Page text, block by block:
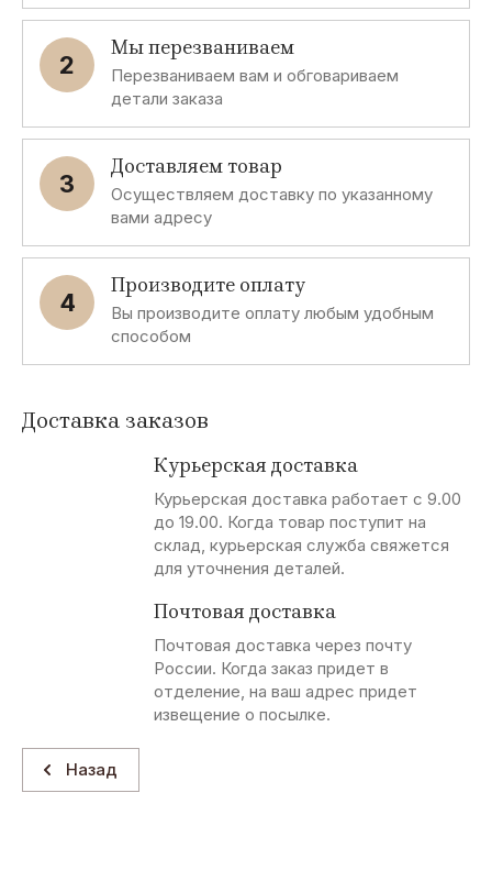
2
Мы перезваниваем
Перезваниваем вам и обговариваем
детали заказа
3
Доставляем товар
Осуществляем доставку по указанному
вами адресу
4
Производите оплату
Вы производите оплату любым удобным
способом
Доставка заказов
Курьерская доставка
Курьерская доставка работает с 9.00
до 19.00. Когда товар поступит на
склад, курьерская служба свяжется
для уточнения деталей.
Почтовая доставка
Почтовая доставка через почту
России. Когда заказ придет в
отделение, на ваш адрес придет
извещение о посылке.
Назад